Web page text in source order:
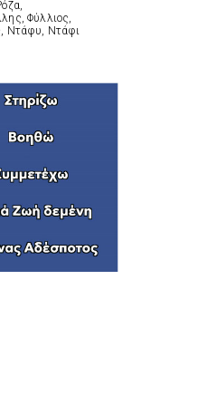
Φύλλιος,
Ντάφυ, Ντάφι